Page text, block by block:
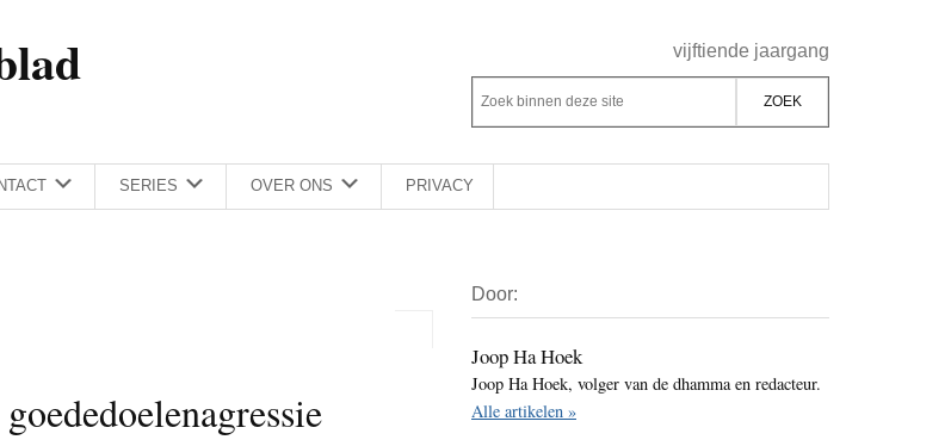
Rechts
vijftiende jaargang
Z
o
e
k
d
e
z
e
s
Z
o
k
b
n
n
d
SERIES OVER ONS PRIVACY
Sidebar
Door:
Joop Ha Hoek
Joop Ha Hoek, volger van de dhamma en redacteur.
Alle artikelen »